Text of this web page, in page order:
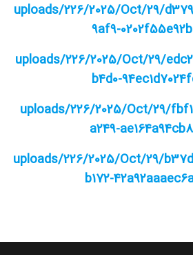
/uploads/226/2025/Oct/29/
9af9-
/uploads/226/2025/Oct/29/
b4d0-
/uploads/226/2025/Oct/29/
a249-
uploads/226/2025/Oct/29/
b172-